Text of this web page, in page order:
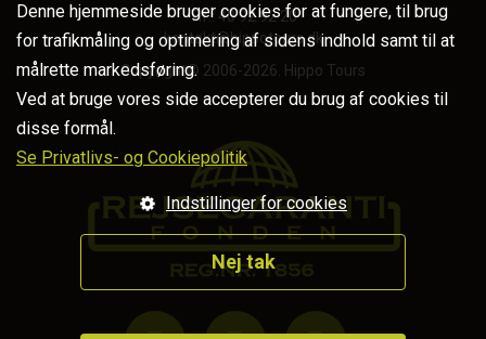
Tlf.: 40 92 92 20
kontakt@hippotours.dk
Copyright© 2006-2026. Hippo Tours
Denne hjemmeside bruger cookies for at fungere, til brug
for trafikmåling og optimering af sidens indhold samt til at
målrette markedsføring.
Ved at bruge vores side accepterer du brug af cookies til
disse formål.
Se Privatlivs- og Cookiepolitik
Indstillinger for cookies
Nej tak